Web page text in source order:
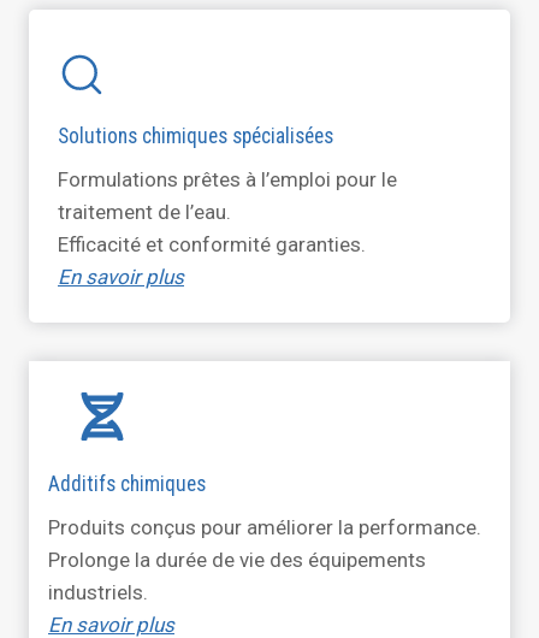
Solutions chimiques spécialisées
Formulations prêtes à l’emploi pour le
traitement de l’eau.
Efficacité et conformité garanties.
En savoir plus
Additifs chimiques
Produits conçus pour améliorer la performance.
Prolonge la durée de vie des équipements
industriels.
En savoir plus